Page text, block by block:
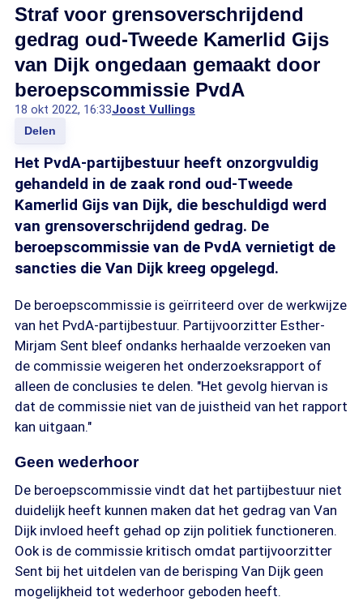
Straf voor grensoverschrijdend
gedrag oud-Tweede Kamerlid Gijs
van Dijk ongedaan gemaakt door
beroepscommissie PvdA
18 okt 2022, 16:33Joost Vullings
Delen
Het PvdA-partijbestuur heeft onzorgvuldig
gehandeld in de zaak rond oud-Tweede
Kamerlid Gijs van Dijk, die beschuldigd werd
van grensoverschrijdend gedrag. De
beroepscommissie van de PvdA vernietigt de
sancties die Van Dijk kreeg opgelegd.
De beroepscommissie is geïrriteerd over de werkwijze
van het PvdA-partijbestuur. Partijvoorzitter Esther-
Mirjam Sent bleef ondanks herhaalde verzoeken van
de commissie weigeren het onderzoeksrapport of
alleen de conclusies te delen. "Het gevolg hiervan is
dat de commissie niet van de juistheid van het rapport
kan uitgaan."
Geen wederhoor
De beroepscommissie vindt dat het partijbestuur niet
duidelijk heeft kunnen maken dat het gedrag van Van
Dijk invloed heeft gehad op zijn politiek functioneren.
Ook is de commissie kritisch omdat partijvoorzitter
Sent bij het uitdelen van de berisping Van Dijk geen
mogelijkheid tot wederhoor geboden heeft.